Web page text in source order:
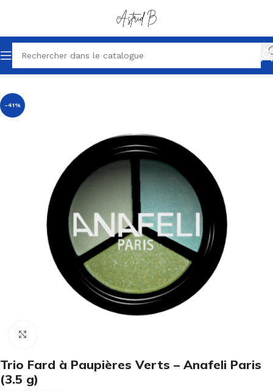
Accueil Maquillage Pour les yeux
-41%
Trio Fard à Paupières Verts – Anafeli Paris
(3.5 g)